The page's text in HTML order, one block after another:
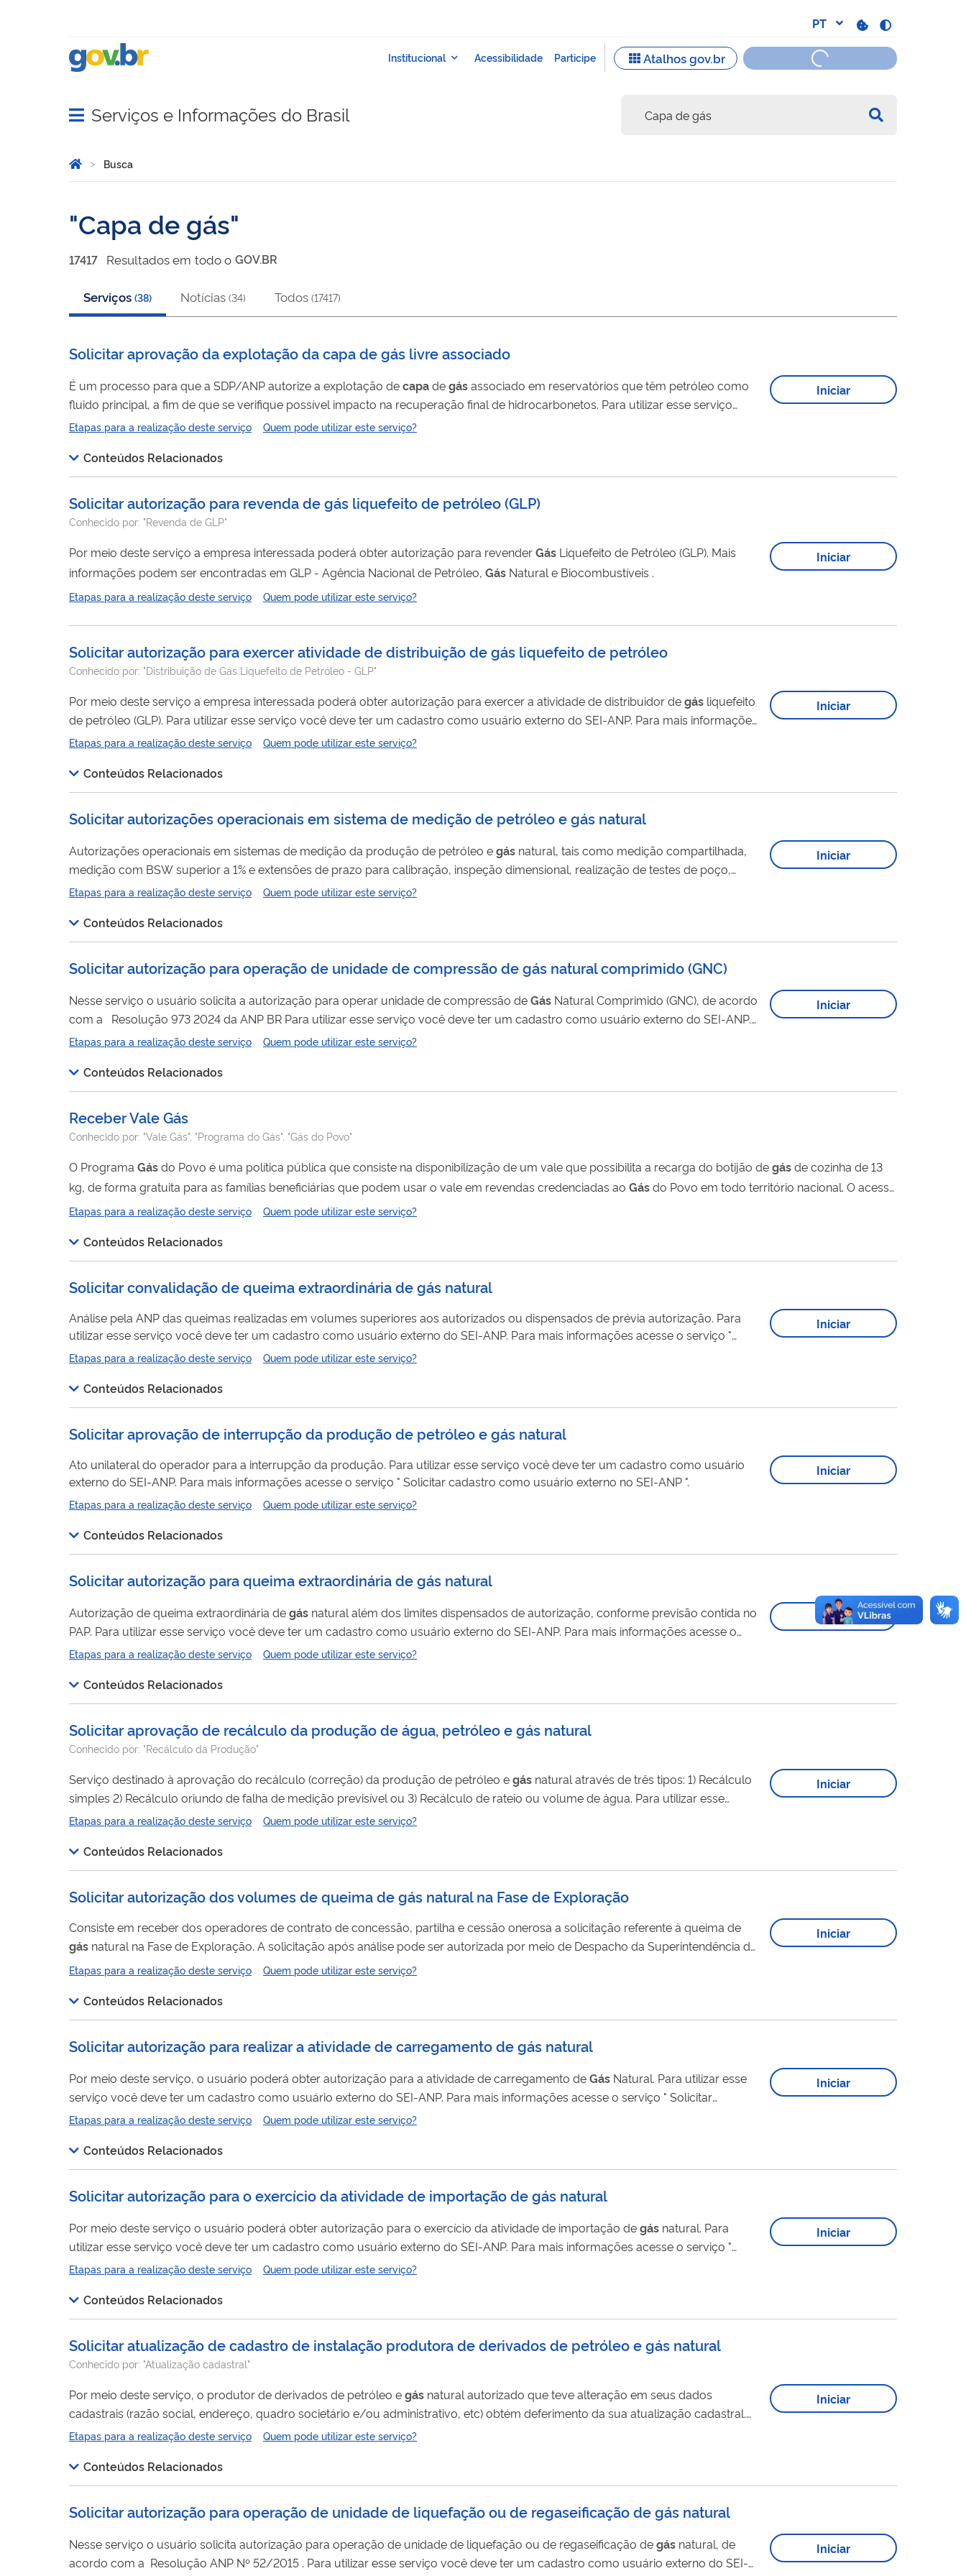
Abrir menu principal de navegação
Serviços e Informações do Brasil
Você está aqui:
Página Inicial
Busca
Capa de gás
17417 Resultadosem todo o GOV.BR
Serviços (38) Notícias (34) Todos (17417)
Solicitar aprovação da explotação da capa de gás livre associado
É um processo para que a SDP/ANP autorize a explotação decapadegásassociado em reservatórios que têm petróleo como
fluido principal, a fim de que se verifique possível impacto na recuperação final de hidrocarbonetos. Para utilizar esse serviço
você deve ter um cadastro como usuário externo do SEI-ANP. Para mais informações acesse o serviço " Solicitar cadastro como
usuário externo no SEI-ANP ".
Etapas para a realização deste serviço Quem pode utilizar este serviço?
Iniciar
Conteúdos Relacionados
Solicitar autorização para revenda de gás liquefeito de petróleo(GLP)
Conhecido por: "Revenda de GLP"
Por meio deste serviço a empresa interessada poderá obter autorização para revenderGás Liquefeito de Petróleo (GLP). Mais
informações podem ser encontradas em GLP - Agência Nacional de Petróleo, Gás Natural e Biocombustíveis .
Etapas para a realização deste serviço Quem pode utilizar este serviço?
Iniciar
Solicitar autorização para exercer atividade de distribuição de gás liquefeito de petróleo
Conhecido por: "Distribuição de Gás Liquefeito de Petróleo - GLP"
Por meio deste serviço a empresa interessada poderá obter autorização para exercer a atividade de distribuidor degás liquefeito
de petróleo (GLP). Para utilizar esse serviço você deve ter um cadastro como usuário externo do SEI-ANP. Para mais informações
acesse o serviço " Solicitar cadastro como usuário externo no SEI-ANP ".
Etapas para a realização deste serviço Quem pode utilizar este serviço?
Iniciar
Conteúdos Relacionados
Solicitar autorizações operacionais em sistema de medição de petróleo e gás natural
Autorizações operacionais em sistemas de medição da produção de petróleo egás natural, tais como medição compartilhada,
medição com BSW superior a 1% e extensões de prazo para calibração, inspeção dimensional, realização de testes de poço,
amostragem, entre outras. Para utilizar esse serviço você deve ter um cadastro como usuário externo do SEI-ANP. Para mais
informações acesse o serviço " Solicitar cadastro como usuário externo no SEI-ANP ".
Etapas para a realização deste serviço Quem pode utilizar este serviço?
Iniciar
Conteúdos Relacionados
Solicitar autorização para operação de unidade de compressão de gás natural comprimido (GNC)
Nesse serviço o usuário solicita a autorização para operar unidade de compressão deGás Natural Comprimido (GNC), de acordo
com a Resolução 973 2024 da ANP BR Para utilizar esse serviço você deve ter um cadastro como usuário externo do SEI-ANP.
Para mais informações acesse o serviço " Solicitar cadastro como usuário externo no SEI-ANP ".
Etapas para a realização deste serviço Quem pode utilizar este serviço?
Iniciar
Conteúdos Relacionados
Receber Vale Gás
Conhecido por: "Vale Gás", "Programa do Gás", "Gás do Povo"
O Programa Gásdo Povo é uma política pública que consiste na disponibilização de um vale que possibilita a recarga do botijão degásde cozinha de 13
kg, de forma gratuita para as famílias beneficiárias que podem usar o vale em revendas credenciadas ao Gásdo Povo em todo território nacional. O acesso
ao botijão degásvisa reduzir a dependência de combustíveis alternativos prejudiciais para, entre outras coisas, proteger a saúde das famílias,
Etapas para a realização deste serviço Quem pode utilizar este serviço?
Conteúdos Relacionados
Solicitar convalidação de queima extraordinária de gás natural
Análise pela ANP das queimas realizadas em volumes superiores aos autorizados ou dispensados de prévia autorização. Para
utilizar esse serviço você deve ter um cadastro como usuário externo do SEI-ANP. Para mais informações acesse o serviço "
Solicitar cadastro como usuário externo no SEI-ANP ".
Etapas para a realização deste serviço Quem pode utilizar este serviço?
Iniciar
Conteúdos Relacionados
Solicitar aprovação de interrupção da produção de petróleo e gás natural
Ato unilateral do operador para a interrupção da produção. Para utilizar esse serviço você deve ter um cadastro como usuário
externo do SEI-ANP. Para mais informações acesse o serviço " Solicitar cadastro como usuário externo no SEI-ANP ".
Etapas para a realização deste serviço Quem pode utilizar este serviço?
Iniciar
Conteúdos Relacionados
Solicitar autorização para queima extraordinária de gás natural
Autorização de queima extraordinária degás natural além dos limites dispensados de autorização, conforme previsão contida no
PAP. Para utilizar esse serviço você deve ter um cadastro como usuário externo do SEI-ANP. Para mais informações acesse o
serviço " Solicitar cadastro como usuário externo no SEI-ANP ".
Etapas para a realização deste serviço Quem pode utilizar este serviço?
Iniciar
Conteúdos Relacionados
Solicitar aprovação de recálculo da produção de água, petróleo e gás natural
Conhecido por: "Recálculo da Produção"
Serviço destinado à aprovação do recálculo (correção) da produção de petróleo egás natural através de três tipos: 1) Recálculo
simples 2) Recálculo oriundo de falha de medição previsível ou 3) Recálculo de rateio ou volume de água. Para utilizar esse
serviço você deve ter um cadastro como usuário externo do SEI-ANP. Para mais informações acesse o serviço " Solicitar
cadastro como usuário externo no SEI-ANP ".
Etapas para a realização deste serviço Quem pode utilizar este serviço?
Iniciar
Conteúdos Relacionados
Solicitar autorização dos volumes de queima de gás natural na Fase de Exploração
Consiste em receber dos operadores de contrato de concessão, partilha e cessão onerosa a solicitação referente à queima de
gás natural na Fase de Exploração. A solicitação após análise pode ser autorizada por meio de Despacho da Superintendência da
Exploração em termos de volume de queima degásnatural. Para utilizar esse serviço você deve ter um cadastro como usuário
Etapas para a realização deste serviço Quem pode utilizar este serviço?
Iniciar
Conteúdos Relacionados
Solicitar autorização para realizar a atividade de carregamento de gás natural
Por meio deste serviço, o usuário poderá obter autorização para a atividade de carregamento deGás Natural. Para utilizar esse
serviço você deve ter um cadastro como usuário externo do SEI-ANP. Para mais informações acesse o serviço " Solicitar
cadastro como usuário externo no SEI-ANP ".
Etapas para a realização deste serviço Quem pode utilizar este serviço?
Iniciar
Conteúdos Relacionados
Solicitar autorização para o exercício da atividade de importação de gás natural
Por meio deste serviço o usuário poderá obter autorização para o exercício da atividade de importação degás natural. Para
utilizar esse serviço você deve ter um cadastro como usuário externo do SEI-ANP. Para mais informações acesse o serviço "
Solicitar cadastro como usuário externo no SEI-ANP ".
Etapas para a realização deste serviço Quem pode utilizar este serviço?
Iniciar
Conteúdos Relacionados
Solicitar atualização de cadastro de instalação produtora de derivados de petróleo e gás natural
Conhecido por: "Atualização cadastral"
Por meio deste serviço, o produtor de derivados de petróleo egás natural autorizado que teve alteração em seus dados
cadastrais (razão social, endereço, quadro societário e/ou administrativo, etc) obtém deferimento da sua atualização cadastral.
Mais informações estão disponíveis no endereço Produção de derivados de petróleo e processamento de
Etapas para a realização deste serviço Quem pode utilizar este serviço?
Iniciar
Conteúdos Relacionados
Solicitar autorização para operação de unidade de liquefação ou de regaseificação de gás natural
Nesse serviço o usuário solicita autorização para operação de unidade de liquefação ou de regaseificação degás natural, de
acordo com a Resolução ANP Nº 52/2015 . Para utilizar esse serviço você deve ter um cadastro como usuário externo do SEI-
Iniciar